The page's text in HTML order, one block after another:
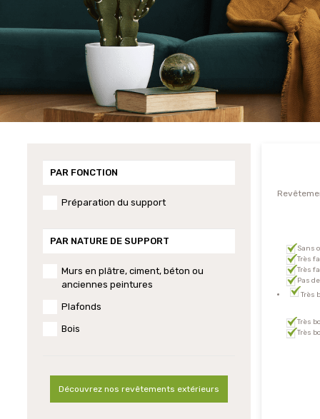
PAR FONCTION
Préparation du support
PAR NATURE DE SUPPORT
Murs en plâtre, ciment, béton ou
anciennes peintures
Plafonds
Bois
Découvrez nos revêtements extérieurs
Sans
Très
Très
Pas
Très
Très
Très